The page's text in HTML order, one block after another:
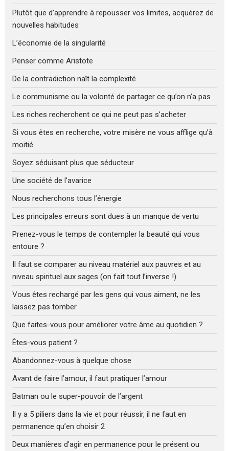
Plutôt que d’apprendre à repousser vos limites, acquérez de
nouvelles habitudes
L’économie de la singularité
Penser comme Aristote
De la contradiction naît la complexité
Le communisme ou la volonté de partager ce qu’on n’a pas
Les riches recherchent ce qui ne peut pas s’acheter
Si vous êtes en recherche, votre misère ne vous afflige qu’à
moitié
Soyez séduisant plus que séducteur
Une société de l’avarice
Nous recherchons tous l’énergie
Les principales erreurs sont dues à un manque de vertu
Prenez-vous le temps de contempler la beauté qui vous
entoure ?
Il faut se comparer au niveau matériel aux pauvres et au
niveau spirituel aux sages (on fait tout l’inverse !)
Vous êtes rechargé par les gens qui vous aiment, ne les
laissez pas tomber
Que faites-vous pour améliorer votre âme au quotidien ?
Êtes-vous patient ?
Abandonnez-vous à quelque chose
Avant de faire l’amour, il faut pratiquer l’amour
Batman ou le super-pouvoir de l’argent
Il y a 5 piliers dans la vie et pour réussir, il ne faut en
permanence qu’en choisir 2
Deux manières d’agir en permanence pour le présent ou